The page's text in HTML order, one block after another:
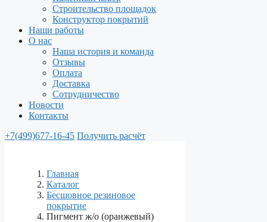
Строительство площадок
Конструктор покрытий
Наши работы
О нас
Наша история и команда
Отзывы
Оплата
Доставка
Сотрудничество
Новости
Контакты
+7(499)677-16-45 Получить расчёт
Главная
Каталог
Бесшовное резиновое
покрытие
Пигмент ж/о (оранжевый)